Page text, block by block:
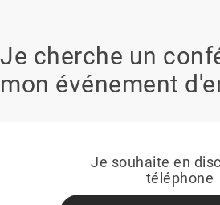
Je cherche un
mon événement
Je souhaite en
téléphone